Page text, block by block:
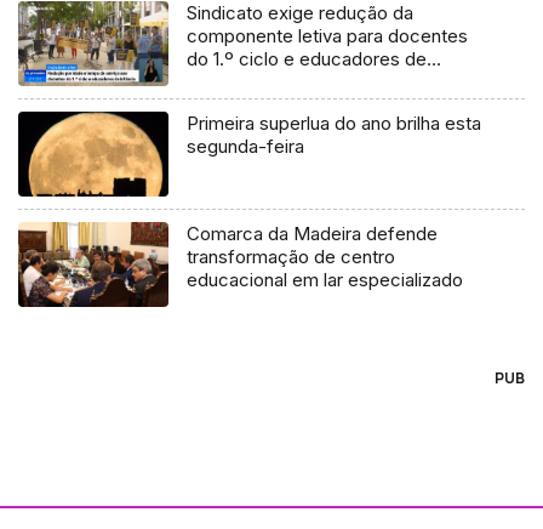
Sindicato exige redução da
componente letiva para docentes
do 1.º ciclo e educadores de
Primeira superlua do ano brilha esta
segunda-feira
Comarca da Madeira defende
transformação de centro
educacional em lar especializado
PUB